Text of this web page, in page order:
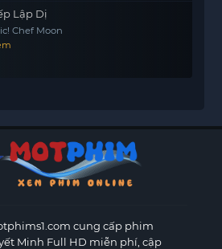
Lập Dị
Chef Moon
cung cấp phim
Minh Full HD miễn phí, cập